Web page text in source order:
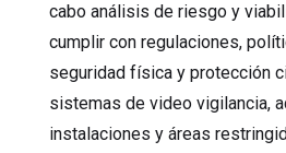
cabo análisis de riesgo y
cumplir con regulaciones,
seguridad física y protección
sistemas de video vigilancia,
instalaciones y áreas